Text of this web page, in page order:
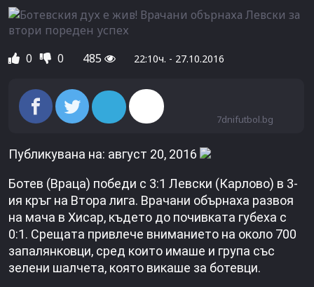
0 0 485 22:10ч. - 27.10.2016
7dnifutbol.bg
Публикувана на: август 20, 2016
Ботев (Враца) победи с 3:1 Левски (Карлово) в 3-
ия кръг на Втора лига. Врачани обърнаха развоя
на мача в Хисар, където до почивката губеха с
0:1. Срещата привлече вниманието на около 700
запалянковци, сред които имаше и група със
зелени шалчета, която викаше за ботевци.